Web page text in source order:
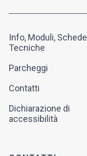
Info, Moduli, Schede
Tecniche
Parcheggi
Contatti
Dichiarazione di
accessibilità